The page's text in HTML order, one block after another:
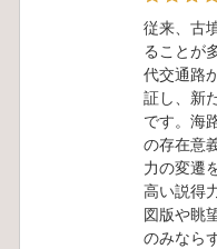
従来、古
ることが
代交通路
証し、新
です。海
の存在意
力の変遷
高い説得
図版や眺
のみなら